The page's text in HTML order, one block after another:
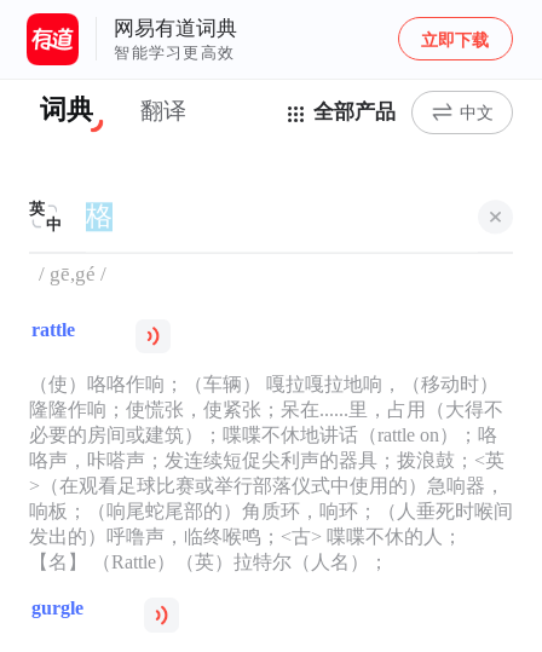
网易有道词典
智能学习更高效
立即下载
词典 翻译 全部产品 中文
英
中
/ gē,gé /
rattle
（使）咯咯作响；（车辆） 嘎拉嘎拉地响，（移动时）
隆隆作响；使慌张，使紧张；呆在......里，占用（大得不
必要的房间或建筑）；喋喋不休地讲话（rattle on）；咯
咯声，咔嗒声；发连续短促尖利声的器具；拨浪鼓；<英
>（在观看足球比赛或举行部落仪式中使用的）急响器，
响板；（响尾蛇尾部的）角质环，响环；（人垂死时喉间
发出的）呼噜声，临终喉鸣；<古> 喋喋不休的人；
【名】 （Rattle）（英）拉特尔（人名）；
gurgle